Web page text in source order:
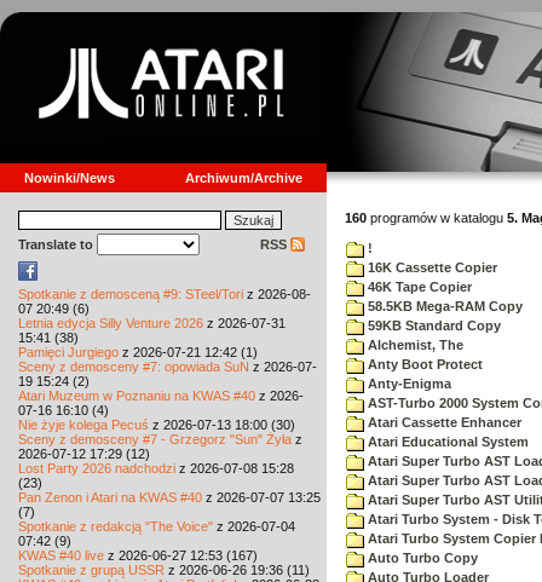
Nowinki/News Archiwum/Archive
Translate to RSS
Spotkanie z demosceną #9: STeel/Tori z 2026-08-
07 20:49 (6)
Letnia edycja Silly Venture 2026 z 2026-07-31
15:41 (38)
Pamięci Jurgiego z 2026-07-21 12:42 (1)
Sceny z demosceny #7: opowiada SuN z 2026-07-
19 15:24 (2)
Atari Muzeum w Poznaniu na KWAS #40 z 2026-
07-16 16:10 (4)
Nie żyje kolega Pecuś z 2026-07-13 18:00 (30)
Sceny z demosceny #7 - Grzegorz "Sun" Żyła z
2026-07-12 17:29 (12)
Lost Party 2026 nadchodzi z 2026-07-08 15:28
(23)
Pan Zenon i Atari na KWAS #40 z 2026-07-07 13:25
(7)
Spotkanie z redakcją "The Voice" z 2026-07-04
07:42 (9)
KWAS #40 live z 2026-06-27 12:53 (167)
Spotkanie z grupą USSR z 2026-06-26 19:36 (11)
160 programów w katalogu 5.
!
16K Cassette Copier
46K Tape Copier
58.5KB Mega-RAM Copy
59KB Standard Copy
Alchemist, The
Anty Boot Protect
Anty-Enigma
AST-Turbo 2000 System
Atari Cassette Enhancer
Atari Educational System
Atari Super Turbo AST
Atari Super Turbo AST
Atari Super Turbo AST
Atari Turbo System - Disk
Atari Turbo System Copier
Auto Turbo Copy
Auto Turbo Loader